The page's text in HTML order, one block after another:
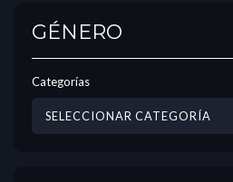
GÉNERO
Categorías